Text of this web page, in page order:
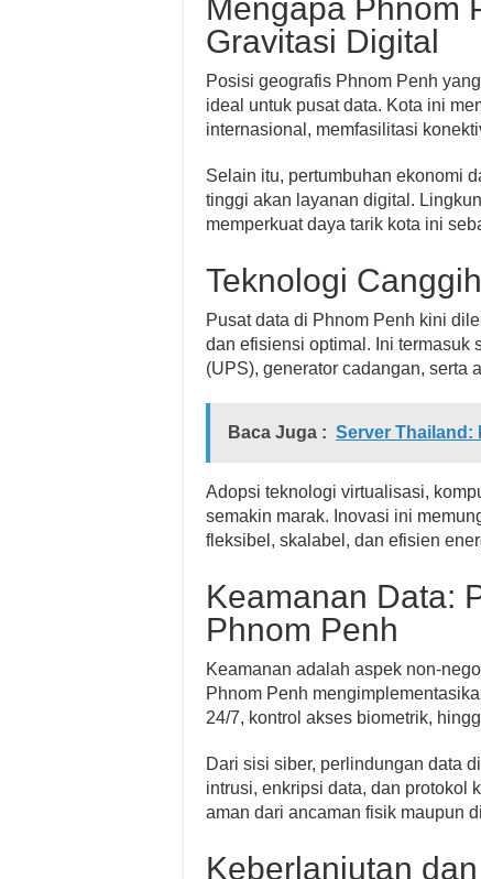
Mengapa Phnom
Gravitasi Digital
Posisi geografis Phnom Penh
ideal untuk pusat data. Kota ini
internasional, memfasilitasi
Selain itu, pertumbuhan ekonomi
tinggi akan layanan digital.
memperkuat daya tarik kota ini
Teknologi
Pusat data di Phnom Penh kini
dan efisiensi optimal. Ini termasuk
(UPS), generator cadangan, serta
Baca Juga : Server Thailand:
Adopsi teknologi virtualisasi,
semakin marak. Inovasi ini
fleksibel, skalabel, dan efisien
Keamanan Data:
Phnom Penh
Keamanan adalah aspek non-
Phnom Penh
24/7, kontrol akses biometrik,
Dari sisi siber, perlindungan data
intrusi, enkripsi data, dan protokol
aman dari ancaman fisik maupun
Keberlanjutan